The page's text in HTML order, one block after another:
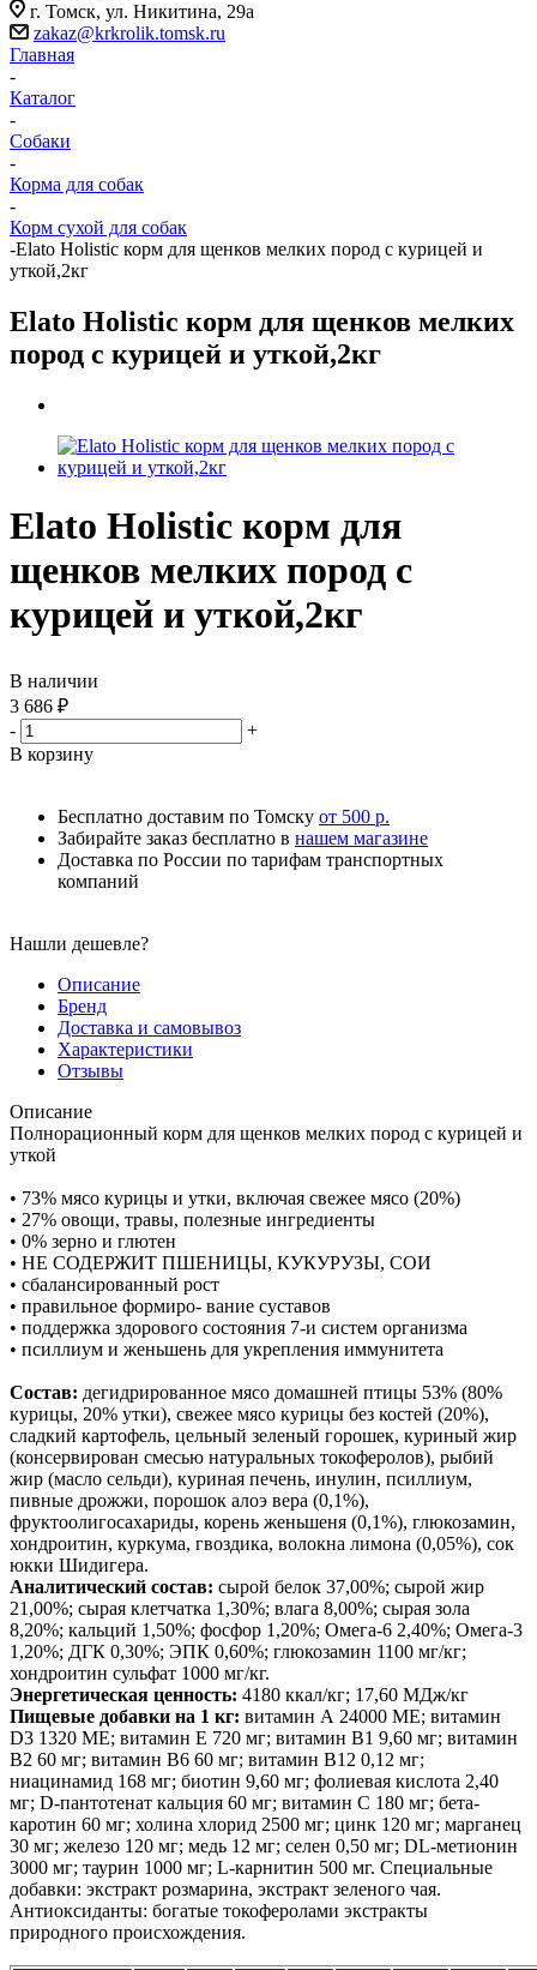
г. Томск, ​ул. Никитина, 29а
zakaz@krkrolik.tomsk.ru
Главная
-
Каталог
-
Собаки
-
Корма для собак
-
Корм сухой для собак
-Elato Holistic корм для щенков мелких пород с курицей и
уткой,2кг
Elato Holistic корм для щенков мелких
пород с курицей и уткой,2кг
Elato Holistic корм для
щенков мелких пород с
курицей и уткой,2кг
В наличии
3 686 ₽
-
+
В корзину
Бесплатно доставим по Томску от 500 р.
Забирайте заказ бесплатно в нашем магазине
Доставка по России по тарифам транспортных
компаний
Нашли дешевле?
Описание
Бренд
Доставка и самовывоз
Характеристики
Отзывы
Описание
Полнорационный корм для щенков мелких пород с курицей и
уткой
• 73% мясо курицы и утки, включая свежее мясо (20%)
• 27% овощи, травы, полезные ингредиенты
• 0% зерно и глютен
• НЕ СОДЕРЖИТ ПШЕНИЦЫ, КУКУРУЗЫ, СОИ
• сбалансированный рост
• правильное формиро- вание суставов
• поддержка здорового состояния 7-и систем организма
• псиллиум и женьшень для укрепления иммунитета
Состав: дегидрированное мясо домашней птицы 53% (80%
курицы, 20% утки), свежее мясо курицы без костей (20%),
сладкий картофель, цельный зеленый горошек, куриный жир
(консервирован смесью натуральных токоферолов), рыбий
жир (масло сельди), куриная печень, инулин, псиллиум,
пивные дрожжи, порошок алоэ вера (0,1%),
фруктоолигосахариды, корень женьшеня (0,1%), глюкозамин,
хондроитин, куркума, гвоздика, волокна лимона (0,05%), сок
юкки Шидигера.
Аналитический состав: сырой белок 37,00%; сырой жир
21,00%; сырая клетчатка 1,30%; влага 8,00%; сырая зола
8,20%; кальций 1,50%; фосфор 1,20%; Омега-6 2,40%; Омега-3
1,20%; ДГК 0,30%; ЭПК 0,60%; глюкозамин 1100 мг/кг;
хондроитин сульфат 1000 мг/кг.
Энергетическая ценность: 4180 ккал/кг; 17,60 МДж/кг
Пищевые добавки на 1 кг: витамин А 24000 МЕ; витамин
D3 1320 МЕ; витамин Е 720 мг; витамин B1 9,60 мг; витамин
В2 60 мг; витамин B6 60 мг; витамин В12 0,12 мг;
ниацинамид 168 мг; биотин 9,60 мг; фолиевая кислота 2,40
мг; D-пантотенат кальция 60 мг; витамин С 180 мг; бета-
каротин 60 мг; холина хлорид 2500 мг; цинк 120 мг; марганец
30 мг; железо 120 мг; медь 12 мг; селен 0,50 мг; DL-метионин
3000 мг; таурин 1000 мг; L-карнитин 500 мг. Специальные
добавки: экстракт розмарина, экстракт зеленого чая.
Антиоксиданты: богатые токоферолами экстракты
природного происхождения.